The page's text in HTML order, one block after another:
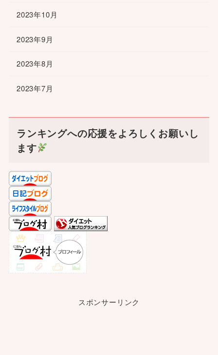
2023年10月
2023年9月
2023年8月
2023年7月
ランキングへの応援をよろしくお願いし
ます
スポンサーリンク